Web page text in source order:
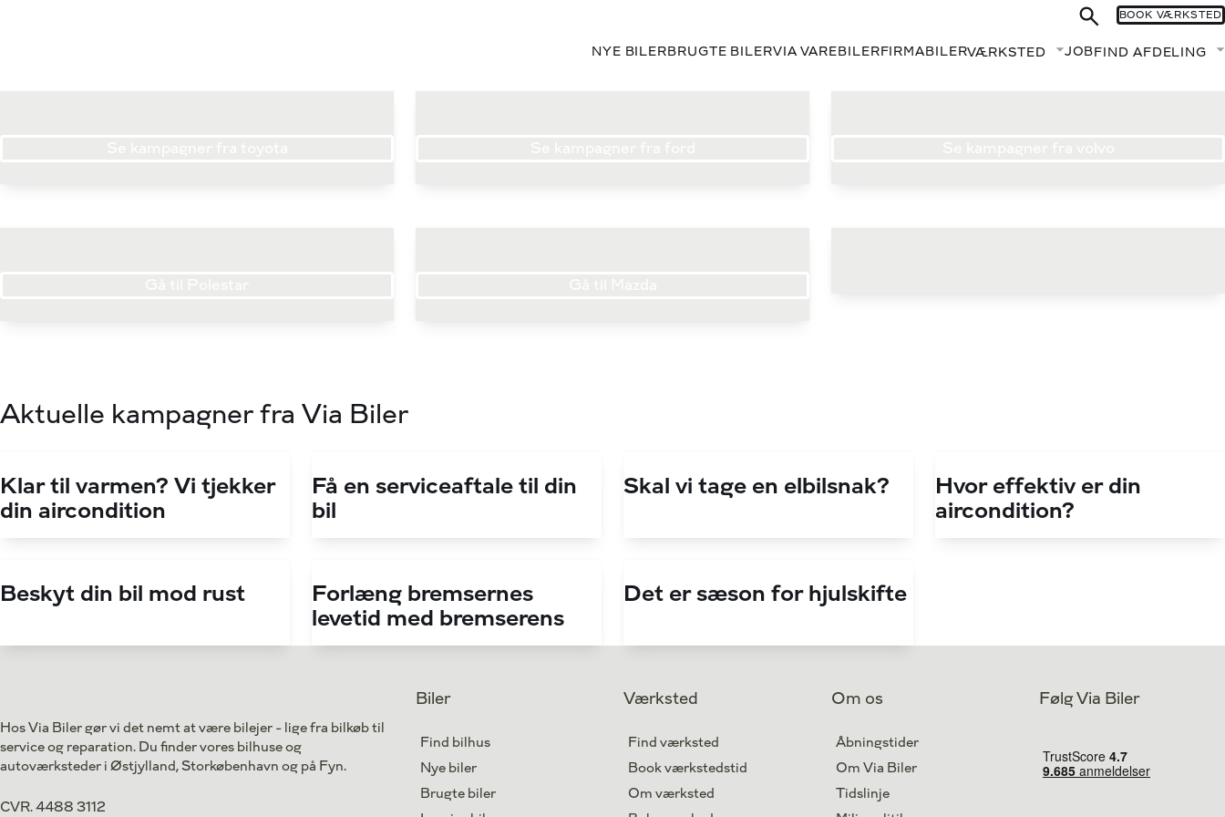
NYE BILER BRUGTE BILERVIA VAREBILER FIRMABILERVÆRKSTED Fold undermenu ud
JOB FIND AFDELING
BOOK VÆRKSTED
Aktuelle kampagner fra Via Biler
Klar til varmen? Vi tjekker
din aircondition
Få en serviceaftale til din
bil
Skal vi tage en elbilsnak?
Hvor effektiv er din
aircondition?
Beskyt din bil mod rust
Forlæng bremsernes
levetid med bremserens
Det er sæson for hjulskifte
Hos Via Biler gør vi det nemt at være bilejer - lige fra bilkøb til
service og reparation. Du finder vores bilhuse og
autoværksteder i Østjylland, Storkøbenhavn og på Fyn.
CVR. 4488 3112
Biler
Find bilhus
Nye biler
Brugte biler
Værksted
Find værksted
Book værkstedstid
Om værksted
Om os
Åbningstider
Om Via Biler
Tidslinje
Følg Via Biler